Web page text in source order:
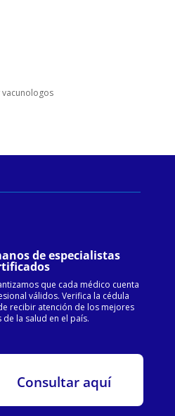
vacunologos
de especialistas
que cada médico cuenta
válidos. Verifica la cédula
recibir atención de los mejores
la salud en el país.
Consultar aquí